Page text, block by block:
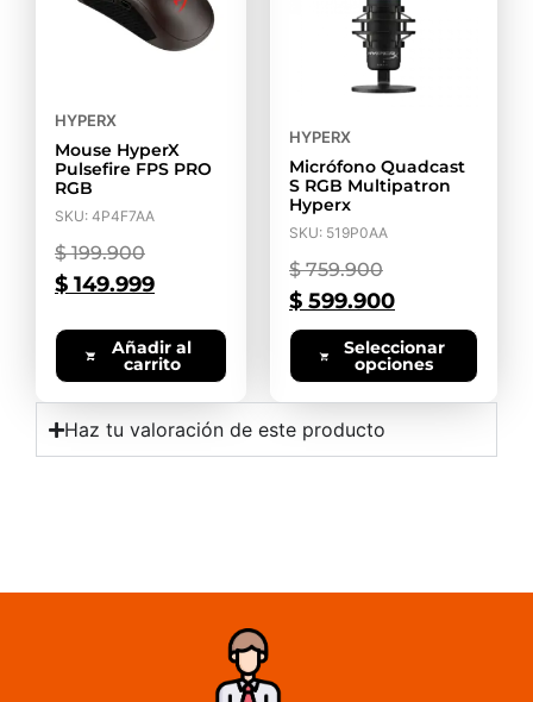
HYPERX
Mouse HyperX
Pulsefire FPS PRO
RGB
SKU: 4P4F7AA
$199.900
$ 149.999
Añadir al
carrito
HYPERX
Micrófono Quadcast
S RGB Multipatron
Hyperx
SKU: 519P0AA
$759.900
$ 599.900
Seleccionar
opciones
Haz tu valoración de este producto